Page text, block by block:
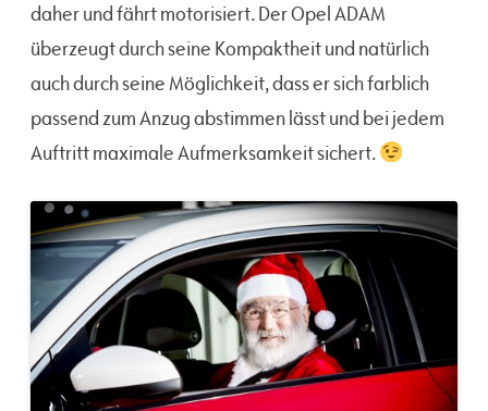
daher und fährt motorisiert. Der Opel ADAM
überzeugt durch seine Kompaktheit und natürlich
auch durch seine Möglichkeit, dass er sich farblich
passend zum Anzug abstimmen lässt und bei jedem
Auftritt maximale Aufmerksamkeit sichert.